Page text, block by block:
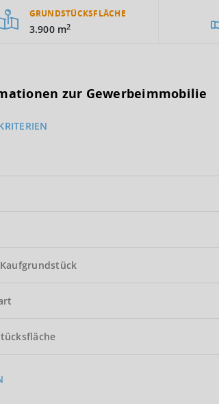
GRUNDSTÜCKSFLÄCHE
3.900 m2
zur Gewerbeimmobilie